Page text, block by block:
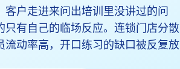
客户走进来问出培训里没讲过的问
只有自己的临场反应。连锁门店分散
流动率高，开口练习的缺口被反复放